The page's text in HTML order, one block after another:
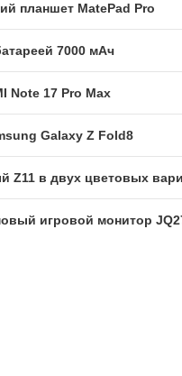
планшет MatePad Pro
7000 мАч
Note 17 Pro Max
Galaxy Z Fold8
Z11 в двух цветовых
игровой монитор